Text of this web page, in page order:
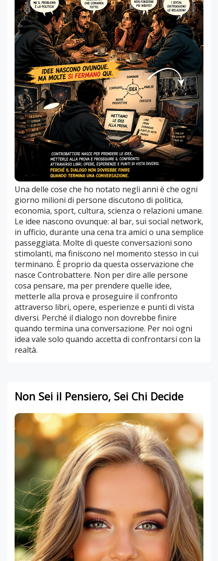
Una delle cose che ho notato negli anni è che ogni
giorno milioni di persone discutono di politica,
economia, sport, cultura, scienza o relazioni umane.
Le idee nascono ovunque: al bar, sui social network,
in ufficio, durante una cena tra amici o una semplice
passeggiata. Molte di queste conversazioni sono
stimolanti, ma finiscono nel momento stesso in cui
terminano. È proprio da questa osservazione che
nasce Controbattere. Non per dire alle persone
cosa pensare, ma per prendere quelle idee,
metterle alla prova e proseguire il confronto
attraverso libri, opere, esperienze e punti di vista
diversi. Perché il dialogo non dovrebbe finire
quando termina una conversazione. Per noi ogni
idea vale solo quando accetta di confrontarsi con la
realtà.
Non Sei il Pensiero, Sei Chi Decide